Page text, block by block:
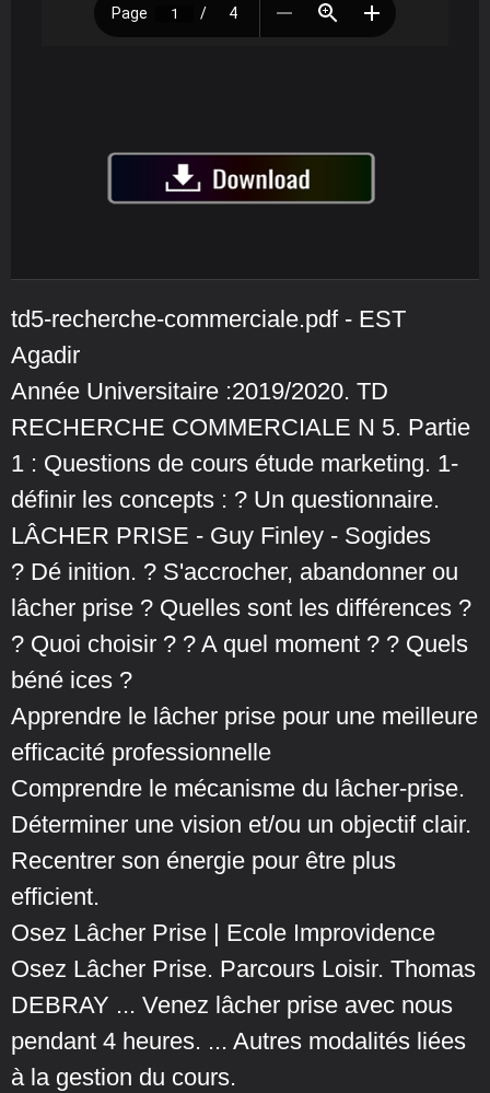
td5-recherche-commerciale.pdf - EST
Agadir
Année Universitaire :2019/2020. TD
RECHERCHE COMMERCIALE N 5. Partie
1 : Questions de cours étude marketing. 1-
définir les concepts : ? Un questionnaire.
LÂCHER PRISE - Guy Finley - Sogides
? Dé inition. ? S'accrocher, abandonner ou
lâcher prise ? Quelles sont les différences ?
? Quoi choisir ? ? A quel moment ? ? Quels
béné ices ?
Apprendre le lâcher prise pour une meilleure
efficacité professionnelle
Comprendre le mécanisme du lâcher-prise.
Déterminer une vision et/ou un objectif clair.
Recentrer son énergie pour être plus
efficient.
Osez Lâcher Prise | Ecole Improvidence
Osez Lâcher Prise. Parcours Loisir. Thomas
DEBRAY ... Venez lâcher prise avec nous
pendant 4 heures. ... Autres modalités liées
à la gestion du cours.